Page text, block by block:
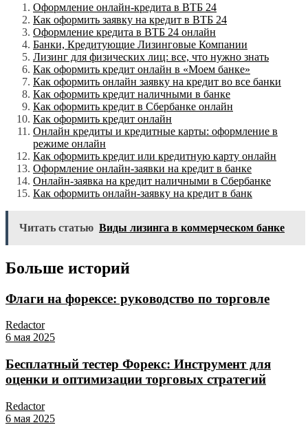
Оформление онлайн-кредита в ВТБ 24
Как оформить заявку на кредит в ВТБ 24
Оформление кредита в ВТБ 24 онлайн
Банки, Кредитующие Лизинговые Компании
Лизинг для физических лиц: все, что нужно знать
Как оформить кредит онлайн в «Моем банке»
Как оформить онлайн заявку на кредит во все банки
Как оформить кредит наличными в банке
Как оформить кредит в Сбербанке онлайн
Как оформить кредит онлайн
Онлайн кредиты и кредитные карты: оформление в
режиме онлайн
Как оформить кредит или кредитную карту онлайн
Оформление онлайн-заявки на кредит в банке
Онлайн-заявка на кредит наличными в Сбербанке
Как оформить онлайн-заявку на кредит в банк
Читать статью Виды лизинга в коммерческом банке
Больше историй
Флаги на форексе: руководство по торговле
Redactor
6 мая 2025
Бесплатный тестер Форекс: Инструмент для
оценки и оптимизации торговых стратегий
Redactor
6 мая 2025